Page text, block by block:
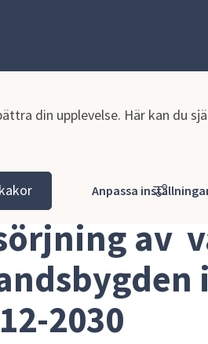
din upplevelse. Här kan du
Anpassa
2012-2030
av
2030